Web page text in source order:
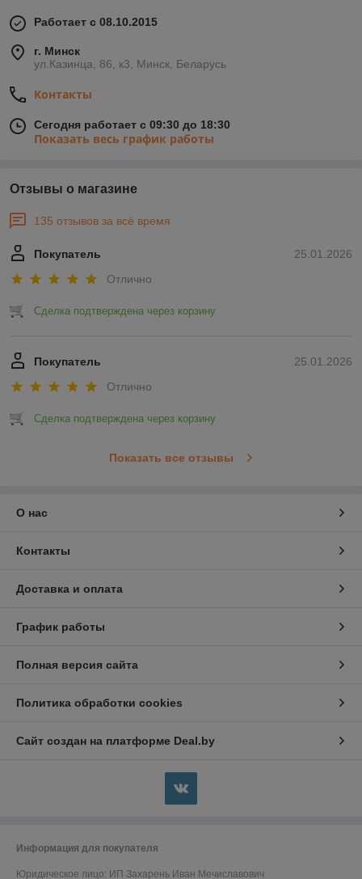
Работает с 08.10.2015
г. Минск
ул.Казинца, 86, к3, Минск, Беларусь
Контакты
Сегодня работает с 09:30 до 18:30
Показать весь график работы
Отзывы о магазине
135 отзывов за всё время
25.01.2026
Покупатель
Отлично
Сделка подтверждена через корзину
25.01.2026
Покупатель
Отлично
Сделка подтверждена через корзину
Показать все отзывы
О нас
Контакты
Доставка и оплата
График работы
Полная версия сайта
Политика обработки cookies
Сайт создан на платформе Deal.by
Информация для покупателя
Юридическое лицо: ИП Захарень Иван Мечиславович